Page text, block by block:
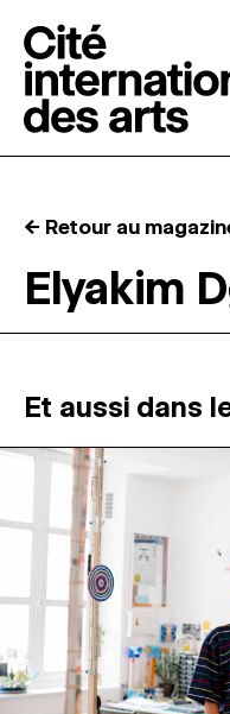
RÉSIDENCES ↓
ATELIERS OUVERTS
PROGRAMMATION
MAGAZINE
ESPACES DE
Recherche
← Retour au
Elyakim
Et aussi dans